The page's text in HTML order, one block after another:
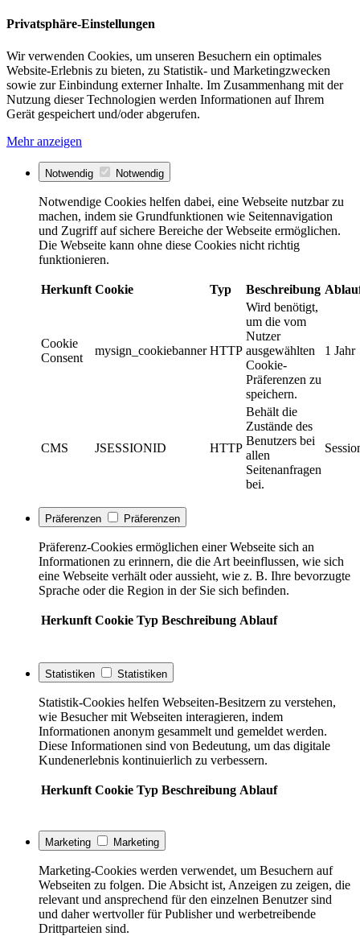
Privatsphäre-Einstellungen
Wir verwenden Cookies, um unseren Besuchern ein optimales
Website-Erlebnis zu bieten, zu Statistik- und Marketingzwecken
sowie zur Einbindung externer Inhalte. Im Zusammenhang mit der
Nutzung dieser Technologien werden Informationen auf Ihrem
Gerät gespeichert und/oder abgerufen.
Mehr anzeigen
Notwendig Notwendig
Notwendige Cookies helfen dabei, eine Webseite nutzbar zu
machen, indem sie Grundfunktionen wie Seitennavigation
und Zugriff auf sichere Bereiche der Webseite ermöglichen.
Die Webseite kann ohne diese Cookies nicht richtig
funktionieren.
Herkunft Cookie Typ Beschreibung
Cookie
Consent
mysign_cookiebanner HTTP
Wird benötigt,
um die vom
Nutzer
ausgewählten
Cookie-
Präferenzen zu
speichern.
1 Jahr
CMS JSESSIONID HTTP
Behält die
Zustände des
Benutzers bei
allen
Seitenanfragen
bei.
Präferenzen Präferenzen
Präferenz-Cookies ermöglichen einer Webseite sich an
Informationen zu erinnern, die die Art beeinflussen, wie sich
eine Webseite verhält oder aussieht, wie z. B. Ihre bevorzugte
Sprache oder die Region in der Sie sich befinden.
Herkunft Cookie Typ Beschreibung Ablauf
Statistiken Statistiken
Statistik-Cookies helfen Webseiten-Besitzern zu verstehen,
wie Besucher mit Webseiten interagieren, indem
Informationen anonym gesammelt und gemeldet werden.
Diese Informationen sind von Bedeutung, um das digitale
Kundenerlebnis kontinuierlich zu verbessern.
Herkunft Cookie Typ Beschreibung Ablauf
Marketing Marketing
Marketing-Cookies werden verwendet, um Besuchern auf
Webseiten zu folgen. Die Absicht ist, Anzeigen zu zeigen, die
relevant und ansprechend für den einzelnen Benutzer sind
und daher wertvoller für Publisher und werbetreibende
Drittparteien sind.